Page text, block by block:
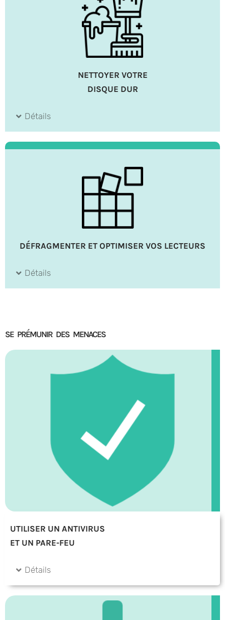
NETTOYER VOTRE
DISQUE DUR
Détails
DÉFRAGMENTER ET OPTIMISER VOS LECTEURS
Détails
SE PRÉMUNIR DES MENACES
UTILISER UN ANTIVIRUS
ET UN PARE-FEU
Détails